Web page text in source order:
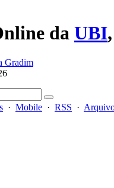
da UBI
Gradim
· Mobile · RSS ·